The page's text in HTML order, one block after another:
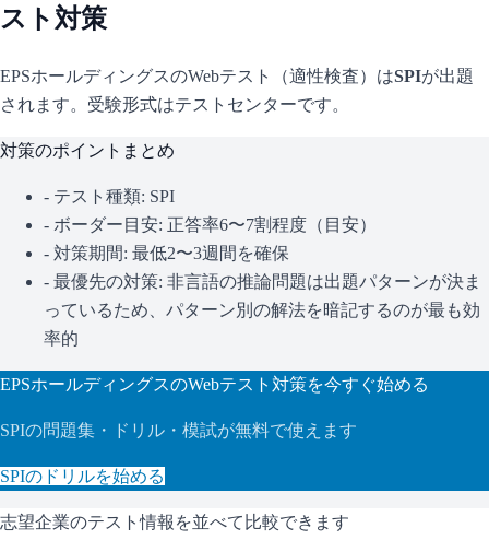
スト対策
EPSホールディングスのWebテスト（適性検査）はSPIが出題
されます。 受験形式はテストセンターです。
対策のポイントまとめ
- テスト種類: SPI
- ボーダー目安: 正答率6〜7割程度（目安）
- 対策期間: 最低2〜3週間を確保
- 最優先の対策: 非言語の推論問題は出題パターンが決ま
っているため、パターン別の解法を暗記するのが最も効
率的
EPSホールディングスのWebテスト対策を今すぐ始める
SPIの問題集・ドリル・模試が無料で使えます
SPIのドリルを始める
志望企業のテスト情報を並べて比較できます